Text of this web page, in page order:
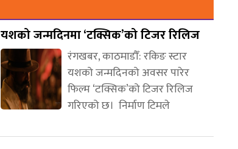
यशको जन्मदिनमा ‘टक्सिक’को टिजर रिलिज
रंगखबर, काठमाडौँ: रकिङ स्टार
यशको जन्मदिनको अवसर पारेर
फिल्म ‘टक्सिक’को टिजर रिलिज
गरिएको छ। निर्माण टिमले